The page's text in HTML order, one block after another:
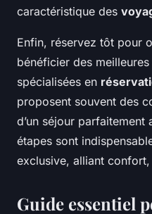
caractéristique des
Enfin, réservez tôt pour
bénéficier des
spécialisées en
proposent souvent des
d’un séjour
étapes sont
exclusive, alliant
Guide essentiel